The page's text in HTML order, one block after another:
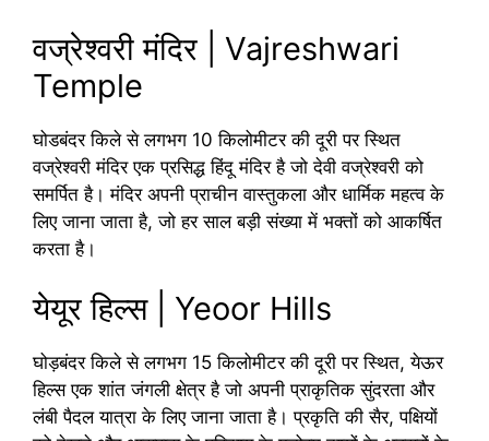
वज्रेश्वरी मंदिर | Vajreshwari
Temple
घोडबंदर किले से लगभग 10 किलोमीटर की दूरी पर स्थित
वज्रेश्वरी मंदिर एक प्रसिद्ध हिंदू मंदिर है जो देवी वज्रेश्वरी को
समर्पित है। मंदिर अपनी प्राचीन वास्तुकला और धार्मिक महत्व के
लिए जाना जाता है, जो हर साल बड़ी संख्या में भक्तों को आकर्षित
करता है।
येयूर हिल्स | Yeoor Hills
घोड़बंदर किले से लगभग 15 किलोमीटर की दूरी पर स्थित, येऊर
हिल्स एक शांत जंगली क्षेत्र है जो अपनी प्राकृतिक सुंदरता और
लंबी पैदल यात्रा के लिए जाना जाता है। प्रकृति की सैर, पक्षियों